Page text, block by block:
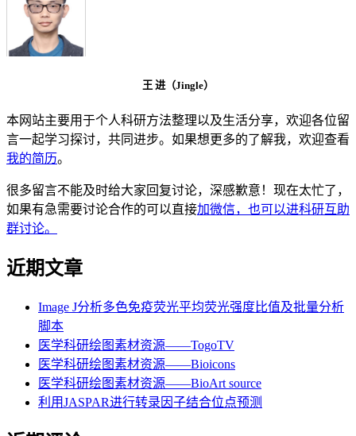
王 进（Jingle）
本网站主要用于个人科研方法整理以及生活分享，欢迎各位留
言一起学习探讨，共同进步。如果想更多的了解我，欢迎查看
我的简历。
很多留言不能及时给大家回复讨论，深感歉意！现在太忙了，
如果有急需要讨论合作的可以直接加微信，也可以进科研互助
群讨论。
近期文章
Image J分析多色免疫荧光平均荧光强度比值及批量分析
脚本
医学科研绘图素材资源——TogoTV
医学科研绘图素材资源——Bioicons
医学科研绘图素材资源——BioArt source
利用JASPAR进行转录因子结合位点预测